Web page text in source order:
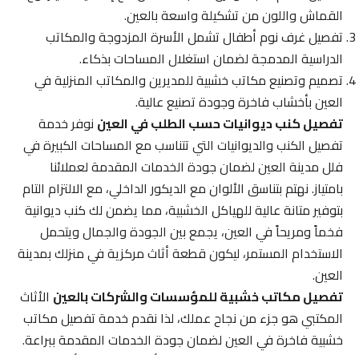
القماش واللون من تشكيلة واسعة بالعين.
تفصيل غرف نوم أطفال تشمل الأسرة المزدوجة والمكاتب
الدراسية المدمجة لضمان استغلال المساحات بذكاء.
تصميم وتصنيع مكاتب خشبية للمديرين والمكاتب المنزلية في
العين بأخشاب فاخرة وجودة تصنيع عالية.
تفصيل كنب ديوانيات حسب الطلب في العيننوفر خدمة
تفصيل الكنب والديوانيات التي تتناسب مع المساحات الكبيرة في
فلل مدينة العين لضمان جودة الخدمات المقدمة لعملائنا
بامتياز. نهتم بتناسق الألوان مع الديكور الداخلي، مع الالتزام التام
بتوفير متانة عالية للهياكل الخشبية، مما يضمن لك كنب ديوانية
فخماً ومريحاً في العين، يجمع بين الجودة والجمال ويتحمل
الاستخدام المستمر، ليكون قطعة أثاث مركزية في منزلك بمدينة
العين.
تفصيل مكاتب خشبية للمؤسسات والشركات بالعينالأثاث
المكتبي هو جزء من نجاح عملك، لذا نقدم خدمة تفصيل مكاتب
خشبية فاخرة في العين لضمان جودة الخدمات المقدمة ببراعة.